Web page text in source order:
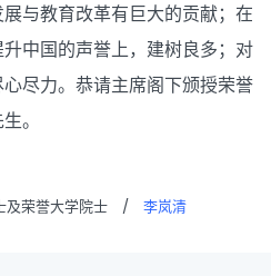
与教育改革有巨大的贡献；在
中国的声誉上，建树良多；对
尽力。恭请主席阁下颁授荣誉
。
及荣誉大学院士 / 李岚清